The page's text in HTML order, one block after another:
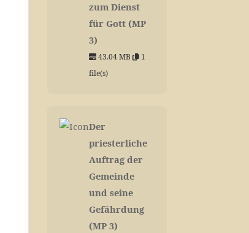
zum Dienst
für Gott (MP
3)
43.04 MB
1
file(s)
Der
priesterliche
Auftrag der
Gemeinde
und seine
Gefährdung
(MP 3)